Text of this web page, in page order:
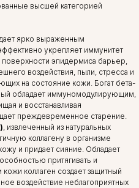
высшей категорией
ярко выраженным
укрепляет иммунитет
поверхности эпидермиса барьер,
воздействия, пыли, стресса и
на состояние кожи. Богат бета-
обладает иммуномодулирующим,
и восстанавливая
преждевременное старение.
, извлеченный из натуральных
коллагену в организме
и придает сияние. Обладает
притягивать и
коллаген создает защитный
воздействие неблагоприятных